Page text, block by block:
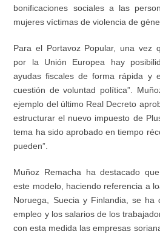
bonificaciones sociales a las
mujeres víctimas de violencia de
Para el Portavoz Popular, una vez
por la Unión Europea hay
ayudas fiscales de forma rápida y
cuestión de voluntad política”.
ejemplo del último Real Decreto
estructurar el nuevo impuesto de
tema ha sido aprobado en tiempo ré
pueden”.
Muñoz Remacha ha destacado
este modelo, haciendo referencia a
Noruega, Suecia y Finlandia, se ha
empleo y los salarios de los
con esta medida las empresas